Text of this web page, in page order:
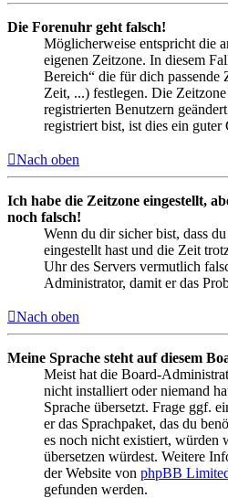
Die Forenuhr geht falsch!
Möglicherweise entspricht die
eigenen Zeitzone. In diesem
Bereich“ die für dich passende
Zeit, ...) festlegen. Die
registrierten Benutzern
registriert bist, ist dies ein guter
Nach oben
Ich habe die Zeitzone eingestellt,
noch falsch!
Wenn du dir sicher bist, dass
eingestellt hast und die Zeit
Uhr des Servers vermutlich
Administrator, damit er das
Nach oben
Meine Sprache steht auf diesem
Meist hat die Board-
nicht installiert oder niemand
Sprache übersetzt. Frage ggf.
er das Sprachpaket, das du
es noch nicht existiert, würden
übersetzen würdest. Weitere
der Website von phpBB
gefunden werden.